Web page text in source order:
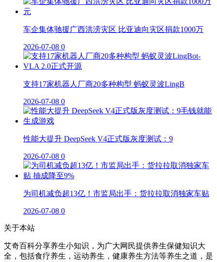
车企集体驰援广西洪涝灾区 比亚迪向灾区捐款1000万
2026-07-08 0
支持17家机器人厂商20多种构型 蚂蚁灵波LingB
2026-07-08 0
性能大提升 DeepSeek V4正式版灰度测试：9
2026-07-08 0
为司机减负超13亿！市监局出手：货拉拉取消独家车贴
2026-07-08 0
关于本站
艾奇百科分享养生小知识，为广大网民提供养生保健知识大
全，包括食疗养生，运动养生，健康养生方法等养生之道，是